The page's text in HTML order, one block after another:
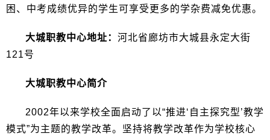
困、中考成绩优异的学生可享受更多的学杂费减免优惠。
大城职教中心地址： 河北省廊坊市大城县永定大街
121号
大城职教中心简介
2002年以来学校全面启动了以“推进‘自主探究型’教学
模式”为主题的教学改革。坚持将教学改革作为学校核心